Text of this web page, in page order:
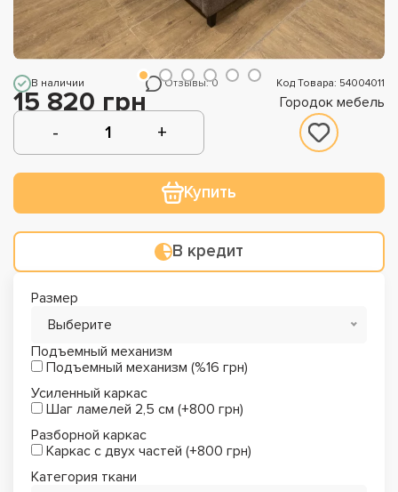
В наличии Отзывы: 0 Код Товара: 54004011
15 820 грн Городок мебель
Купить
В кредит
Размер
Выберите
Подъемный механизм
Подъемный механизм (%16 грн)
Усиленный каркас
Шаг ламелей 2,5 см (+800 грн)
Разборной каркас
Каркас с двух частей (+800 грн)
Категория ткани